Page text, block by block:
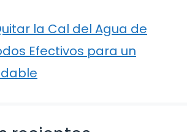
la Cal del Agua de
Efectivos para un